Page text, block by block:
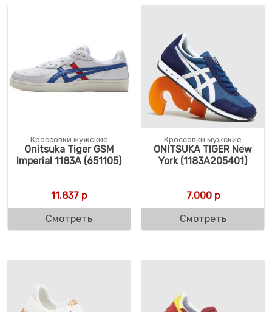
Кроссовки мужские
Onitsuka Tiger GSM
Imperial 1183A (651105)
11.837 р
Смотреть
Кроссовки мужские
ONITSUKA TIGER New
York (1183A205401)
7.000р
Смотреть